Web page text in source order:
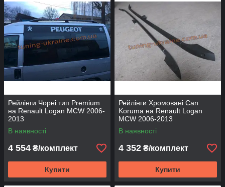
Рейлінги Чорні тип Premium
на Renault Logan MCW 2006-
2013
В наявності
4 554 ₴/комплект
Купити
Рейлінги Хромовані Can
Koruma на Renault Logan
MCW 2006-2013
В наявності
4 352 ₴/комплект
Купити